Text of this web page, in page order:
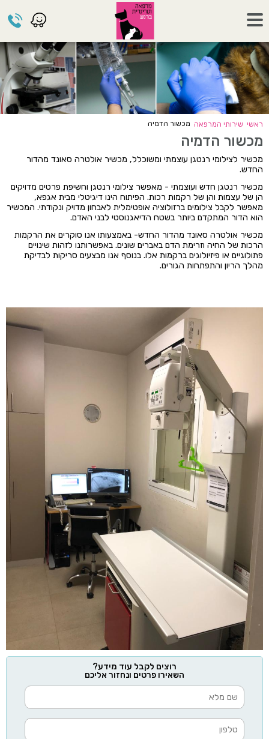
ראשי שירותי המרפאה מכשור הדמיה
מכשור הדמיה
מכשיר לצילומי רנטגן עוצמתי ומשוכלל, מכשיר אולטרה סאונד מהדור
החדש.
מכשיר רנטגן חדש ועוצמתי - מאפשר צילומי רנטגן וחשיפת פרטים מדויקים
הן של עצמות והן של רקמות רכות. הפיתוח הינו דיגיטלי מבית אגפא,
מאפשר לקבל צילומים ברזולוציה אופטימלית לאבחון מדויק ונקודתי. המכשיר
הוא הדור המתקדם ביותר בשטח הדיאגנוסטי לבני האדם.
מכשיר אולטרה סאונד מהדור החדש- באמצעותו אנו סוקרים את הרקמות
הרכות של החיה וזרימת הדם באברים שונים. באפשרותנו לזהות שינויים
פתולוגיים או פיזיולוגים ברקמות אלו. בנוסף אנו מבצעים סריקות לבדיקת
מהלך הריון והתפתחות הגורים.
רוצים לקבל עוד מידע?
השאירו פרטים ונחזור אליכם